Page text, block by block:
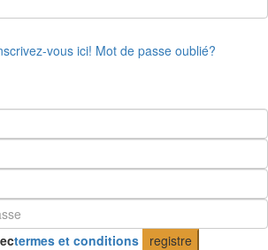
vous ici! Mot de passe oublié?
termes et conditions
registre